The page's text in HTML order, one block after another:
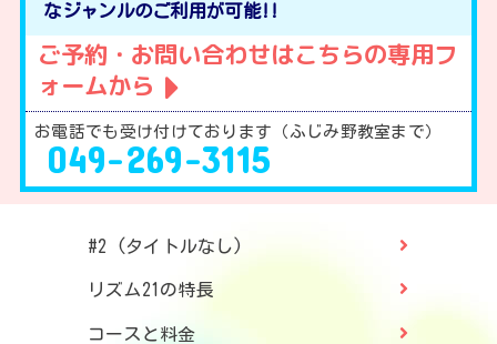
なジャンルのご利用が可能!!
ご予約・お問い合わせはこちらの専用フ
ォームから
お電話でも受け付けております（ふじみ野教室まで）
049-269-3115
#2 (タイトルなし)
リズム21の特長
コースと料金